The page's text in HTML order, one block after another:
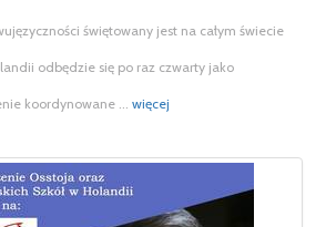
świętowany jest na całym świecie
odbędzie się po raz czwarty jako
koordynowane ... więcej